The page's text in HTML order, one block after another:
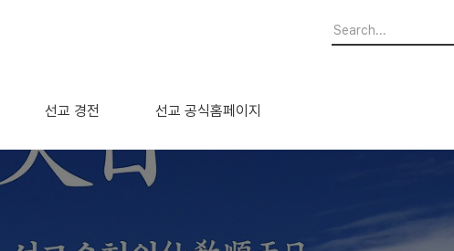
선교 경전 선교 공식홈페이지